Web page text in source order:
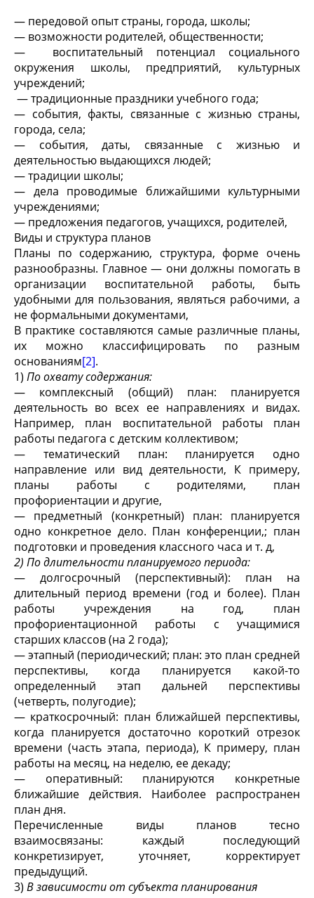
— передовой опыт страны, города, школы;
— возможности родителей, общественности;
— воспитательный потенциал социального
окружения школы, предприятий, культурных
учреждений;
— традиционные праздники учебного года;
— события, факты, связанные с жизнью страны,
города, села;
— события, даты, связанные с жизнью и
деятельностью выдающихся людей;
— традиции школы;
— дела проводимые ближайшими культурными
учреждениями;
— предложения педагогов, учащихся, родителей,
Виды и структура планов
Планы по содержанию, структура, форме очень
разнообразны. Главное — они должны помогать в
организации воспитательной работы, быть
удобными для пользования, являться рабочими, а
не формальными документами,
В практике составляются самые различные планы,
их можно классифицировать по разным
основаниям[2].
1) По охвату содержания:
— комплексный (общий) план: планируется
деятельность во всех ее направлениях и видах.
Например, план воспитательной работы план
работы педагога с детским коллективом;
— тематический план: планируется одно
направление или вид деятельности, К примеру,
планы работы с родителями, план
профориентации и другие,
— предметный (конкретный) план: планируется
одно конкретное дело. План конференции,; план
подготовки и проведения классного часа и т. д,
2) По длительности планируемого периода:
— долгосрочный (перспективный): план на
длительный период времени (год и более). План
работы учреждения на год, план
профориентационной работы с учащимися
старших классов (на 2 года);
— этапный (периодический; план: это план средней
перспективы, когда планируется какой-то
определенный этап дальней перспективы
(четверть, полугодие);
— краткосрочный: план ближайшей перспективы,
когда планируется достаточно короткий отрезок
времени (часть этапа, периода), К примеру, план
работы на месяц, на неделю, ее декаду;
— оперативный: планируются конкретные
ближайшие действия. Наиболее распространен
план дня.
Перечисленные виды планов тесно
взаимосвязаны: каждый последующий
конкретизирует, уточняет, корректирует
предыдущий.
3) В зависимости от субъекта планирования